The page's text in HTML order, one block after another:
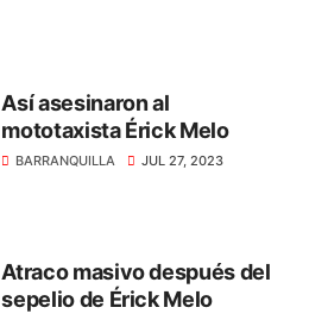
Así asesinaron al
mototaxista Érick Melo
BARRANQUILLA JUL 27, 2023
Atraco masivo después del
sepelio de Érick Melo